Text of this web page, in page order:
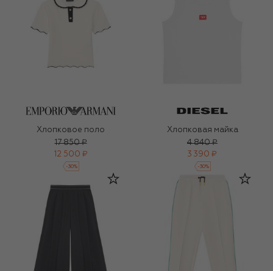
Хлопковое поло
17 850 ₽
12 500 ₽
-30%
Хлопковая майка
4 840 ₽
3 390 ₽
-30%